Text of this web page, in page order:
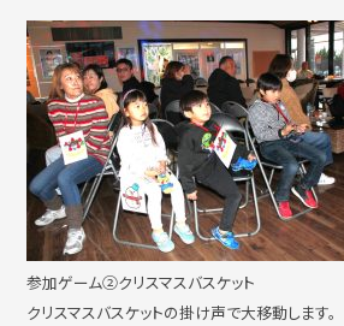
参加ゲーム②クリスマスバスケット
クリスマスバスケットの掛け声で大移動します。